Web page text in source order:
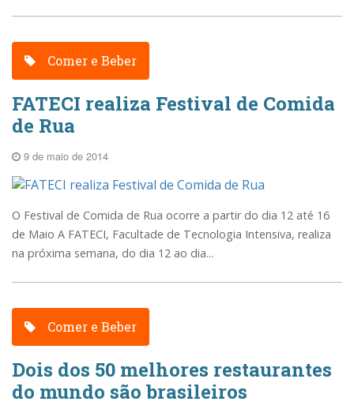
Comer e Beber
FATECI realiza Festival de Comida
de Rua
9 de maio de 2014
O Festival de Comida de Rua ocorre a partir do dia 12 até 16
de Maio A FATECI, Facultade de Tecnologia Intensiva, realiza
na próxima semana, do dia 12 ao dia...
Comer e Beber
Dois dos 50 melhores restaurantes
do mundo são brasileiros